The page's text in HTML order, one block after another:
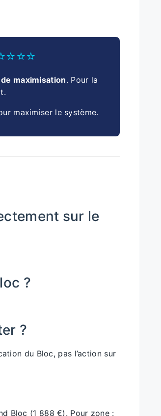
maximisation. Pour la
maximiser le système.
sur le
?
?
du Bloc, pas l’action sur
Bloc (1 888 €). Pour zone :